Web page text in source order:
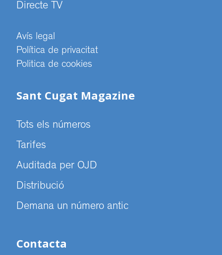
Directe TV
Avís legal
Política de privacitat
Politica de cookies
Sant Cugat Magazine
Tots els números
Tarifes
Auditada per OJD
Distribució
Demana un número antic
Contacta